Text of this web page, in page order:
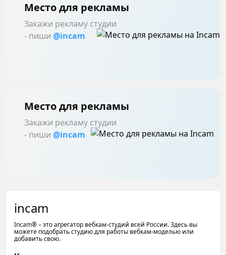
Место для рекламы
Закажи рекламу студии
- пиши @incam
Место для рекламы
Закажи рекламу студии
- пиши @incam
incam
Incam® – это агрегатор вебкам-студий всей России. Здесь вы
можете подобрать студию для работы вебкам-моделью или
добавить свою.